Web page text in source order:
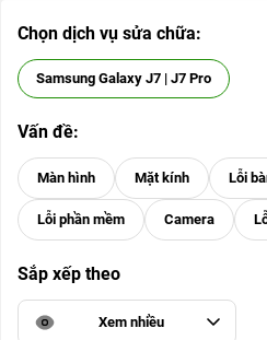
Chọn dịch vụ sửa chữa:
Samsung Galaxy J7 | J7 Pro
Vấn đề:
Sắp xếp theo
Xem nhiều